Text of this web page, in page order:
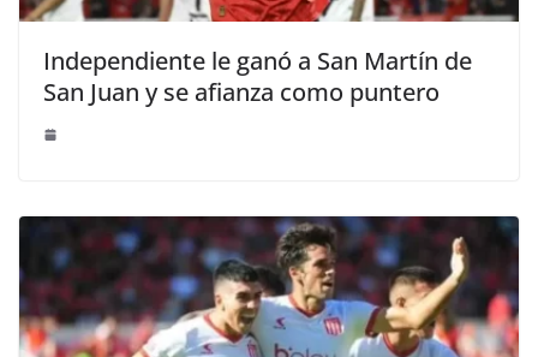
Independiente le ganó a San Martín de
San Juan y se afianza como puntero